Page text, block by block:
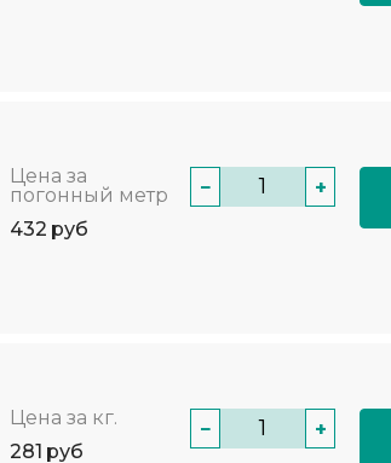
Цена за
погонный метр
432 руб
− +
Цена за кг.
281 руб
− +